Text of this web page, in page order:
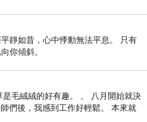
拿出料理包加熱，但
靜如昔，心中悸動無法平息。 只有
你傾斜。
毛絨絨的好有趣。 。 八月開始就決
們後，我感到工作好輕鬆。 本來就
啊。 真